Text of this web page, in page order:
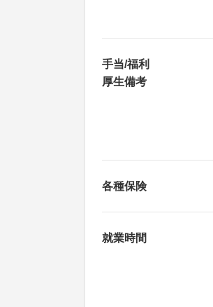
手当/福利
厚生備考
各種保険
就業時間